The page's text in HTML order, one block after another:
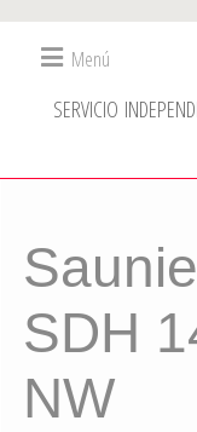
Menú
servicio
SDH
NW